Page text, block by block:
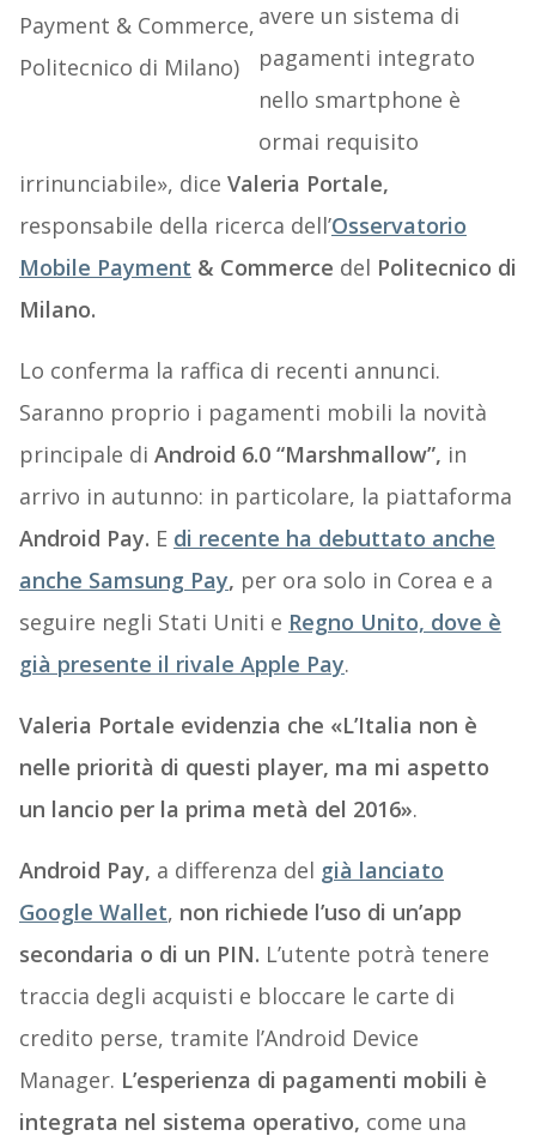
avere un sistema di
pagamenti integrato
nello smartphone è
ormai requisito
irrinunciabile», dice Valeria Portale,
responsabile della ricerca dell’Osservatorio
Mobile Payment & Commerce del Politecnico di
Milano.
Lo conferma la raffica di recenti annunci.
Saranno proprio i pagamenti mobili la novità
principale di Android 6.0 “Marshmallow”, in
arrivo in autunno: in particolare, la piattaforma
Android Pay. E di recente ha debuttato anche
anche Samsung Pay, per ora solo in Corea e a
seguire negli Stati Uniti e Regno Unito, dove è
già presente il rivale Apple Pay.
Valeria Portale evidenzia che «L’Italia non è
nelle priorità di questi player, ma mi aspetto
un lancio per la prima metà del 2016».
Android Pay, a differenza del già lanciato
Google Wallet, non richiede l’uso di un’app
secondaria o di un PIN. L’utente potrà tenere
traccia degli acquisti e bloccare le carte di
credito perse, tramite l’Android Device
Manager. L’esperienza di pagamenti mobili è
integrata nel sistema operativo, come una